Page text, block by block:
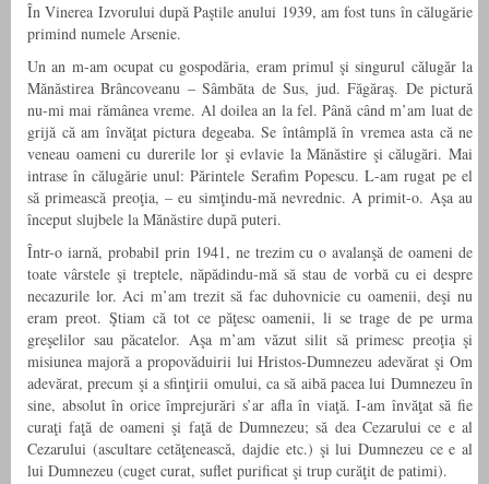
În Vinerea Izvorului după Paştile anului 1939, am fost tuns în călugărie
primind numele Arsenie.
Un an m-am ocupat cu gospodăria, eram primul şi singurul călugăr la
Mănăstirea Brâncoveanu – Sâmbăta de Sus, jud. Făgăraş. De pictură
nu-mi mai rămânea vreme. Al doilea an la fel. Până când m’am luat de
grijă că am învăţat pictura degeaba. Se întâmplă în vremea asta că ne
veneau oameni cu durerile lor şi evlavie la Mănăstire şi călugări. Mai
intrase în călugărie unul: Părintele Serafim Popescu. L-am rugat pe el
să primească preoţia, – eu simţindu-mă nevrednic. A primit-o. Aşa au
început slujbele la Mănăstire după puteri.
Într-o iarnă, probabil prin 1941, ne trezim cu o avalanşă de oameni de
toate vârstele şi treptele, năpădindu-mă să stau de vorbă cu ei despre
necazurile lor. Aci m’am trezit să fac duhovnicie cu oamenii, deşi nu
eram preot. Ştiam că tot ce păţesc oamenii, li se trage de pe urma
greşelilor sau păcatelor. Aşa m’am văzut silit să primesc preoţia şi
misiunea majoră a propovăduirii lui Hristos-Dumnezeu adevărat şi Om
adevărat, precum şi a sfinţirii omului, ca să aibă pacea lui Dumnezeu în
sine, absolut în orice împrejurări s’ar afla în viaţă. I-am învăţat să fie
curaţi faţă de oameni şi faţă de Dumnezeu; să dea Cezarului ce e al
Cezarului (ascultare cetăţenească, dajdie etc.) şi lui Dumnezeu ce e al
lui Dumnezeu (cuget curat, suflet purificat şi trup curăţit de patimi).